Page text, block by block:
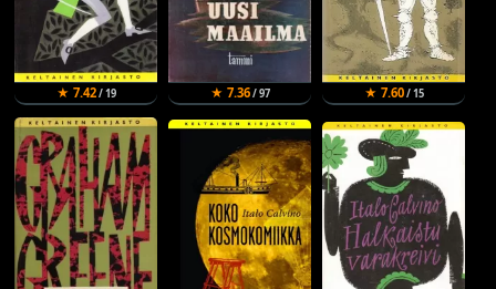
★ 7.42/ 19 ★ 7.36/ 97 ★ 7.60/ 15